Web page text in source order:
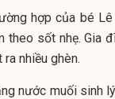
hợp của bé
theo sốt nhẹ. Gia
nhiều ghèn.
nước muối sinh